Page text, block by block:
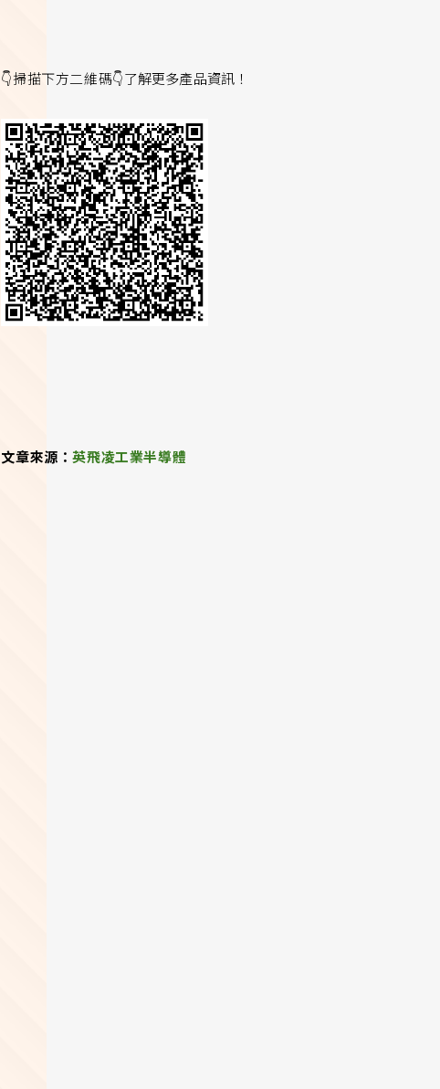
👇掃描下方二維碼👇了解更多產品資訊！
文章來源：英飛凌工業半導體